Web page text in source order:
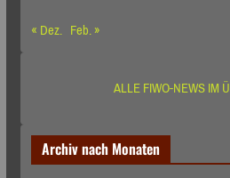
« Dez. Feb. »
ALLE FIWO-NEWS IM
Archiv nach Monaten